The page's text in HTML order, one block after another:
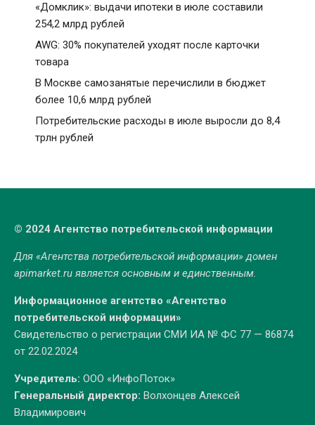
«Домклик»: выдачи ипотеки в июле составили
254,2 млрд рублей
AWG: 30% покупателей уходят после карточки
товара
В Москве самозанятые перечислили в бюджет
более 10,6 млрд рублей
Потребительские расходы в июле выросли до 8,4
трлн рублей
© 2024 Агентство потребительской информации
Для «Агентства потребительской информации» домен
apimarket.ruявляется основным и единственным.
Информационное агентство «Агентство
потребительской информации»
Свидетельство о регистрации СМИ ИА № ФС 77 — 86874
от 22.02.2024
Учредитель: ООО «ИнфоПоток»
Генеральный директор: Волхонцев Алексей
Владимирович